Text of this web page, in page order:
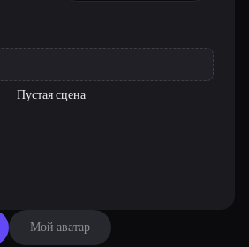
Пустая сцена
Мой аватар